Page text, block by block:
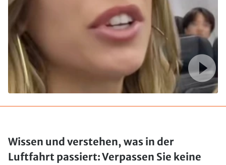
Wissen und verstehen, was in der
Luftfahrt passiert: Verpassen Sie keine